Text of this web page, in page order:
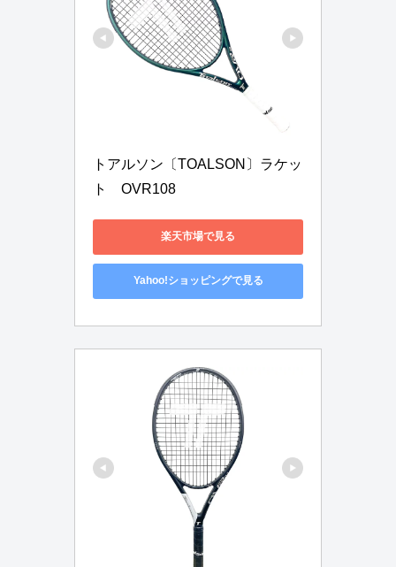
トアルソン〔TOALSON〕ラケッ
ト　OVR108
楽天市場で見る
Yahoo!ショッピングで見る